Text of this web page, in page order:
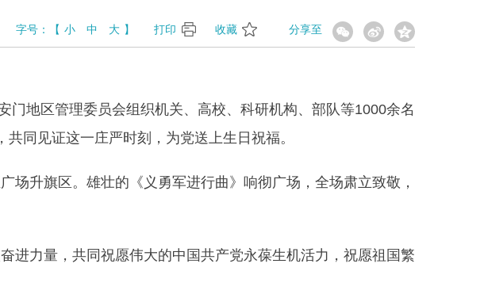
分享至
字号： 【 小 中 大 】 打印 收藏
门地区管理委员会组织机关、高校、科研机构、部队等1000余名
共同见证这一庄严时刻，为党送上生日祝福。
升旗区。雄壮的《义勇军进行曲》响彻广场，全场肃立致敬，
进力量，共同祝愿伟大的中国共产党永葆生机活力，祝愿祖国繁